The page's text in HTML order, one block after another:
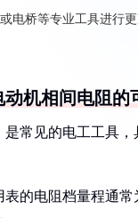
电桥等专业工具进行
机相间电阻的
常见的电工工具
表的电阻档量程通